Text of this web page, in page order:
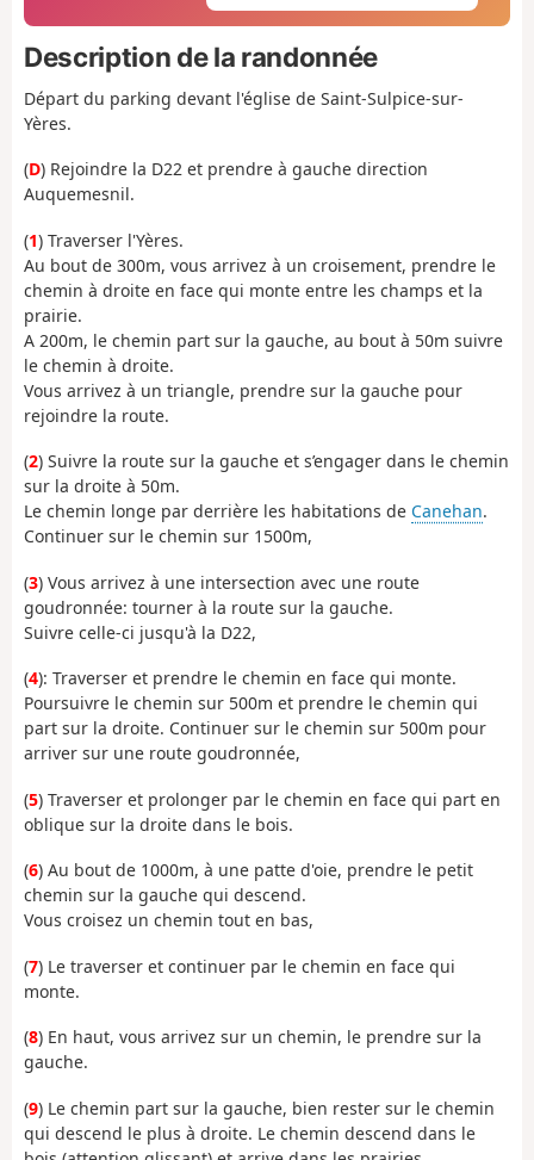
Description de la randonnée
Départ du parking devant l'église de Saint-Sulpice-sur-
Yères.
(D) Rejoindre la D22 et prendre à gauche direction
Auquemesnil.
(1) Traverser l'Yères.
Au bout de 300m, vous arrivez à un croisement, prendre le
chemin à droite en face qui monte entre les champs et la
prairie.
A 200m, le chemin part sur la gauche, au bout à 50m suivre
le chemin à droite.
Vous arrivez à un triangle, prendre sur la gauche pour
rejoindre la route.
(2) Suivre la route sur la gauche et s’engager dans le chemin
sur la droite à 50m.
Le chemin longe par derrière les habitations de Canehan.
Continuer sur le chemin sur 1500m,
(3) Vous arrivez à une intersection avec une route
goudronnée: tourner à la route sur la gauche.
Suivre celle-ci jusqu'à la D22,
(4): Traverser et prendre le chemin en face qui monte.
Poursuivre le chemin sur 500m et prendre le chemin qui
part sur la droite. Continuer sur le chemin sur 500m pour
arriver sur une route goudronnée,
(5) Traverser et prolonger par le chemin en face qui part en
oblique sur la droite dans le bois.
(6) Au bout de 1000m, à une patte d'oie, prendre le petit
chemin sur la gauche qui descend.
Vous croisez un chemin tout en bas,
(7) Le traverser et continuer par le chemin en face qui
monte.
(8) En haut, vous arrivez sur un chemin, le prendre sur la
gauche.
(9) Le chemin part sur la gauche, bien rester sur le chemin
qui descend le plus à droite. Le chemin descend dans le